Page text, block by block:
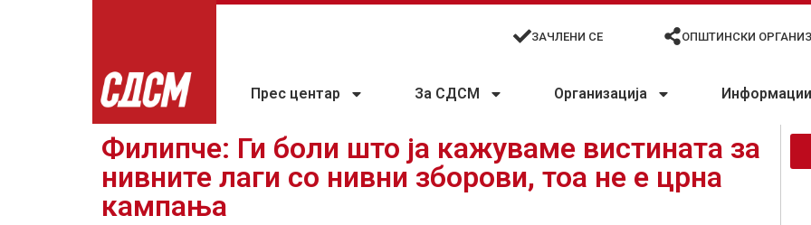
ЗАЧЛЕНИ СЕ ОПШТИНСКИ
Прес центар За СДСМ Организација Информации
Филипче: Ги боли што ја кажуваме вистината за
нивните лаги со нивни зборови, тоа не е црна
кампања